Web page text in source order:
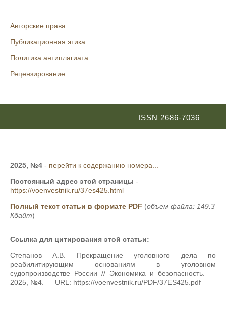
Авторские права
Публикационная этика
Политика антиплагиата
Рецензирование
ISSN 2686-7036
2025, №4 - перейти к содержанию номера...
Постоянный адрес этой страницы -
https://voenvestnik.ru/37es425.html
Полный текст статьи в формате PDF (объем файла: 149.3
Кбайт)
Ссылка для цитирования этой статьи:
Степанов А.В. Прекращение уголовного дела по
реабилитирующим основаниям в уголовном
судопроизводстве России // Экономика и безопасность. —
2025, №4. — URL: https://voenvestnik.ru/PDF/37ES425.pdf